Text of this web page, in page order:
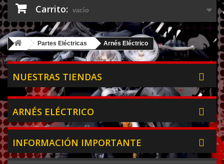
Carrito: vacío
Partes Eléctricas Arnés Eléctrico
NUESTRAS TIENDAS
ARNÉS ELÉCTRICO
INFORMACIÓN IMPORTANTE